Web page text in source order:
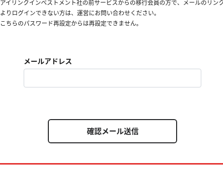
アイリンクインベストメント社の前サービスからの移行会員の方で、メールのリン
よりログインできない方は、運営にお問い合わせください。
こちらのパスワード再設定からは再設定できません。
メールアドレス
確認メール送信